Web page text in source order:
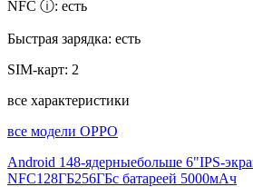
NFC ⓘ: есть
Быстрая зарядка: есть
SIM-карт: 2
все характеристики
все модели OPPO
Android 148-ядерныебольше 6"IPS-
NFC128ГБ256ГБс батареей 5000мАч